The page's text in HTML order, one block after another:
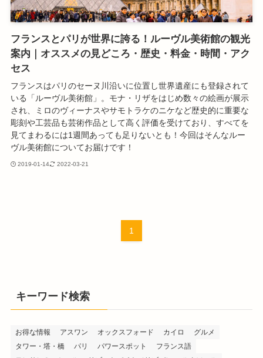
フランスとパリが世界に誇る！ルーヴル美術館の観光
案内｜オススメの見どころ・歴史・料金・時間・アク
セス
フランスはパリのセーヌ川沿いに位置し世界遺産にも登録されて
いる「ルーヴル美術館」。モナ・リザをはじめ数々の絵画が展示
され、ミロのヴィーナスやサモトラケのニケなど歴史的に重要な
彫刻や工芸品も芸術作品として高く評価を受けており、すべてを
見てまわるには1週間あっても足りないとも！今回はそんなルー
ヴル美術館についてお届けです！
2019-01-14 2022-03-21
1
キーワード検索
お得な情報 アスワン オックスフォード カイロ
グルメ
タワー・塔・橋
パリ パワースポット
フランス語